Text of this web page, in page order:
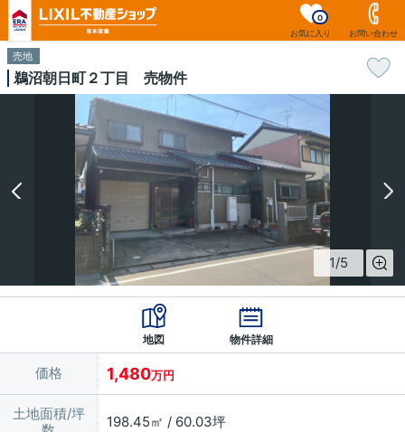
お気に入り
0
お問い合わせ
売地
鵜沼朝日町２丁目 売物件
1/5
地図 物件詳細
価格 1,480万円
土地面積/坪
198.45㎡ / 60.03坪